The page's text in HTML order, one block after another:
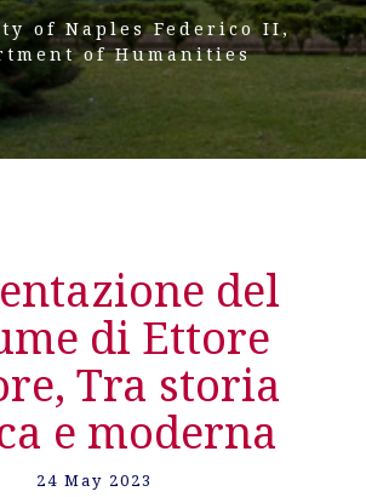
of Naples Federico II,
of Humanities
del
di Ettore
Tra storia
e moderna
24 May 2023